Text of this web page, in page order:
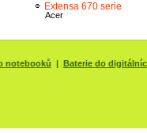
Extensa 670 serie
Acer
notebooků | Baterie do